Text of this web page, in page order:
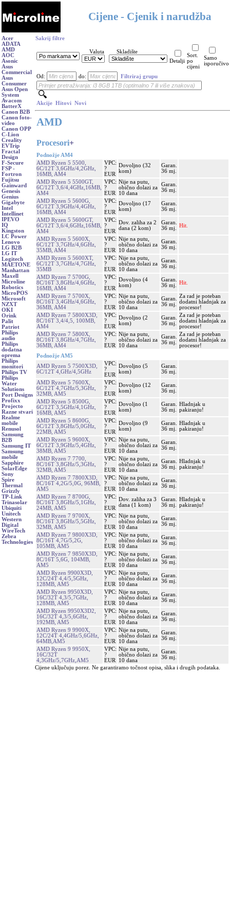
Cijene - Cjenik i narudžba
Acer
ADATA
AMD
AOC
Asonic
Asus
Commercial
Asus
Consumer
Asus Open
System
Avacom
BatterX
Canon B2B
Canon foto-
video
Canon OPP
C-Lion
Creality
EVTrip
Fractal
Design
F-Secure
FSP -
Fortron
Fujitsu
Gainward
Genesis
Genius
Gigabyte
Intel
Intellinet
IPEVO
IQ
Kingston
LC Power
Lenovo
LG B2B
LG IT
Logitech
MAETONE
Manhattan
Maxell
Microline
Robotics
MicroPOS
Microsoft
NZXT
OKI
Orink
Palit
Patriot
Philips
audio
Philips
dodatna
oprema
Philips
monitori
Philips TV
Philips
Water
Solutions
Port Designs
Profixx
Projecto
Razne stvari
Realme
mobile
Renusol
Samsung
B2B
Samsung IT
Samsung
mobile
Sapphire
SolarEdge
Sony
Spire
Thermal
Grizzly
TP-Link
Trinasolar
Ubiquiti
Unitech
Western
Digital
WireTech
Zebra
Technologies
Sakrij filtre
Valuta
Skladište
Detalji
Sort.
po
cijeni
Samo
isporučivo
Od: do: Filtriraj grupu
Akcije Hitovi Novi
AMD
Procesori+
Podnožje AM4
AMD Ryzen 5 5500,
6C/12T 3,6GHz/4,2GHz,
16MB, AM4
VPC:
?
EUR
Dovoljno (32
kom)
Garan.
36 mj.
AMD Ryzen 5 5500GT,
6C/12T 3,6/4,4GHz,16MB,
AM4
VPC:
?
EUR
Nije na putu,
obično dolazi za
10 dana
Garan.
36 mj.
AMD Ryzen 5 5600G,
6C/12T 3,9GHz/4,4GHz,
16MB, AM4
VPC:
?
EUR
Dovoljno (17
kom)
Garan.
36 mj.
AMD Ryzen 5 5600GT,
6C/12T 3,6/4,6GHz,16MB,
AM4
VPC:
?
EUR
Dov. zaliha za 2
dana (2 kom)
Garan.
36 mj.
Hit.
AMD Ryzen 5 5600X,
6C/12T 3,7GHz/4,6GHz,
35MB, AM4
VPC:
?
EUR
Nije na putu,
obično dolazi za
10 dana
Garan.
36 mj.
AMD Ryzen 5 5600XT,
6C/12T 3,7GHz/4,7GHz,
35MB
VPC:
?
EUR
Nije na putu,
obično dolazi za
10 dana
Garan.
36 mj.
AMD Ryzen 7 5700G,
8C/16T 3,8GHz/4,6GHz,
16MB, AM4
VPC:
?
EUR
Dovoljno (4
kom)
Garan.
36 mj.
Hit.
AMD Ryzen 7 5700X,
8C/16T 3,4GHz/4,6GHz,
36MB, AM4
VPC:
?
EUR
Nije na putu,
obično dolazi za
10 dana
Garan.
36 mj.
Za rad je poteban
dodatni hladnjak za
procesor!
AMD Ryzen 7 5800X3D,
8C/16T 3,4/4,5, 100MB,
AM4
VPC:
?
EUR
Dovoljno (2
kom)
Garan.
36 mj.
Za rad je poteban
dodatni hladnjak za
procesor!
AMD Ryzen 7 5800X,
8C/16T 3,8GHz/4,7GHz,
36MB, AM4
VPC:
?
EUR
Nije na putu,
obično dolazi za
10 dana
Garan.
36 mj.
Za rad je poteban
dodatni hladnjak za
procesor!
Podnožje AM5
AMD Ryzen 5 7500X3D,
6C/12T 4,GHz/4,5GHz
VPC:
?
EUR
Dovoljno (5
kom)
Garan.
36 mj.
AMD Ryzen 5 7600X,
6C/12T 4,7GHz/5,3GHz,
32MB, AM5
VPC:
?
EUR
Dovoljno (12
kom)
Garan.
36 mj.
AMD Ryzen 5 8500G,
6C/12T 3,5GHz/4,1GHz,
16MB, AM5
VPC:
?
EUR
Dovoljno (1
kom)
Garan.
36 mj.
Hladnjak u
pakiranju!
AMD Ryzen 5 8600G,
6C/12T 3,8GHz/5,0GHz,
22MB, AM5
VPC:
?
EUR
Dovoljno (9
kom)
Garan.
36 mj.
Hladnjak u
pakiranju!
AMD Ryzen 5 9600X,
6C/12T 3,9GHz/5,4GHz,
38MB, AM5
VPC:
?
EUR
Nije na putu,
obično dolazi za
10 dana
Garan.
36 mj.
AMD Ryzen 7 7700,
8C/16T 3,8GHz/5,3GHz,
32MB, AM5
VPC:
?
EUR
Nije na putu,
obično dolazi za
10 dana
Garan.
36 mj.
Hladnjak u
pakiranju!
AMD Ryzen 7 7800X3D,
8C/16T 4,2G/5,0G, 96MB,
AM5
VPC:
?
EUR
Nije na putu,
obično dolazi za
10 dana
Garan.
36 mj.
AMD Ryzen 7 8700G,
8C/16T 3,8GHz/5,1GHz,
24MB, AM5
VPC:
?
EUR
Dov. zaliha za 3
dana (1 kom)
Garan.
36 mj.
Hladnjak u
pakiranju!
AMD Ryzen 7 9700X,
8C/16T 3,8GHz/5,5GHz,
32MB, AM5
VPC:
?
EUR
Nije na putu,
obično dolazi za
10 dana
Garan.
36 mj.
AMD Ryzen 7 9800X3D,
8C/16T 4,7G/5,2G,
105MB, AM5
VPC:
?
EUR
Nije na putu,
obično dolazi za
10 dana
Garan.
36 mj.
AMD Ryzen 7 9850X3D,
8C/16T 5,6G, 104MB,
AM5
VPC:
?
EUR
Nije na putu,
obično dolazi za
10 dana
Garan.
36 mj.
AMD Ryzen 9900X3D,
12C/24T 4,4/5,5GHz,
128MB, AM5
VPC:
?
EUR
Nije na putu,
obično dolazi za
10 dana
Garan.
36 mj.
AMD Ryzen 9950X3D,
16C/32T 4,3/5,7GHz,
128MB, AM5
VPC:
?
EUR
Nije na putu,
obično dolazi za
10 dana
Garan.
36 mj.
AMD Ryzen 9950X3D2,
16C/32T 4,3/5,6GHz,
192MB, AM5
VPC:
?
EUR
Nije na putu,
obično dolazi za
10 dana
Garan.
36 mj.
AMD Ryzen 9 9900X,
12C/24T 4,4GHz/5,6GHz,
64MB,AM5
VPC:
?
EUR
Nije na putu,
obično dolazi za
10 dana
Garan.
36 mj.
AMD Ryzen 9 9950X,
16C/32T
4,3GHz/5,7GHz,AM5
VPC:
?
EUR
Nije na putu,
obično dolazi za
10 dana
Garan.
36 mj.
Cijene uključuju porez. Ne garantiramo točnost opisa, slika i drugih podataka.